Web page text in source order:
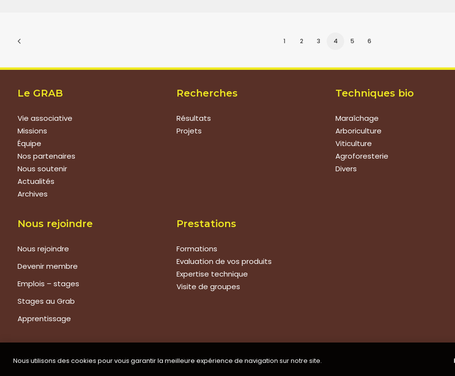
1 2 3 4 5 6
Le GRAB
Vie associative
Missions
Équipe
Nos partenaires
Nous soutenir
Actualités
Archives
Recherches
Résultats
Projets
Techniques bio
Maraîchage
Arboriculture
Viticulture
Agroforesterie
Divers
Nous rejoindre
Nous rejoindre
Devenir membre
Emplois – stages
Stages au Grab
Apprentissage
Prestations
Formations
Evaluation de vos produits
Expertise technique
Visite de groupes
©GRAB 2018 | Tous droits réservés |Mentions légales|Politique de confidentialité
Nous utilisons des cookies pour vous garantir la meilleure expérience de navigation sur notre site.